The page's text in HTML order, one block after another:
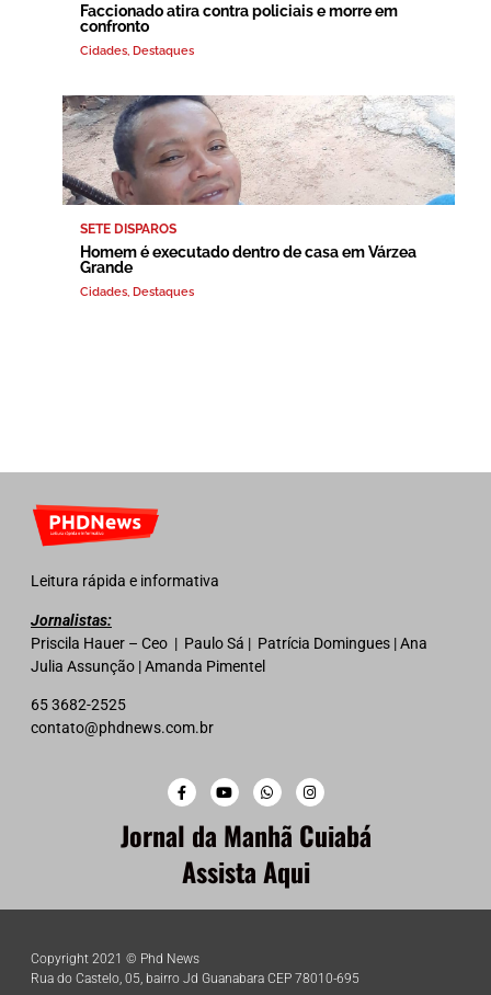
Faccionado atira contra policiais e morre em
confronto
Cidades, Destaques
SETE DISPAROS
Homem é executado dentro de casa em Várzea
Grande
Cidades, Destaques
Leitura rápida e informativa
Jornalistas:
Priscila Hauer – Ceo | Paulo Sá | Patrícia Domingues | Ana
Julia Assunção | Amanda Pimentel
65 3682-2525
contato@phdnews.com.br
Jornal da Manhã Cuiabá
Assista Aqui
Copyright 2021 © Phd News
Rua do Castelo, 05, bairro Jd Guanabara CEP 78010-695